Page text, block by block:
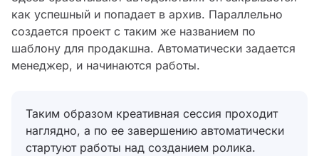
как успешный и попадает в архив. Параллельно
создается проект с таким же названием по
шаблону для продакшна. Автоматически задается
менеджер, и начинаются работы.
Таким образом креативная сессия проходит
наглядно, а по ее завершению автоматически
стартуют работы над созданием ролика.